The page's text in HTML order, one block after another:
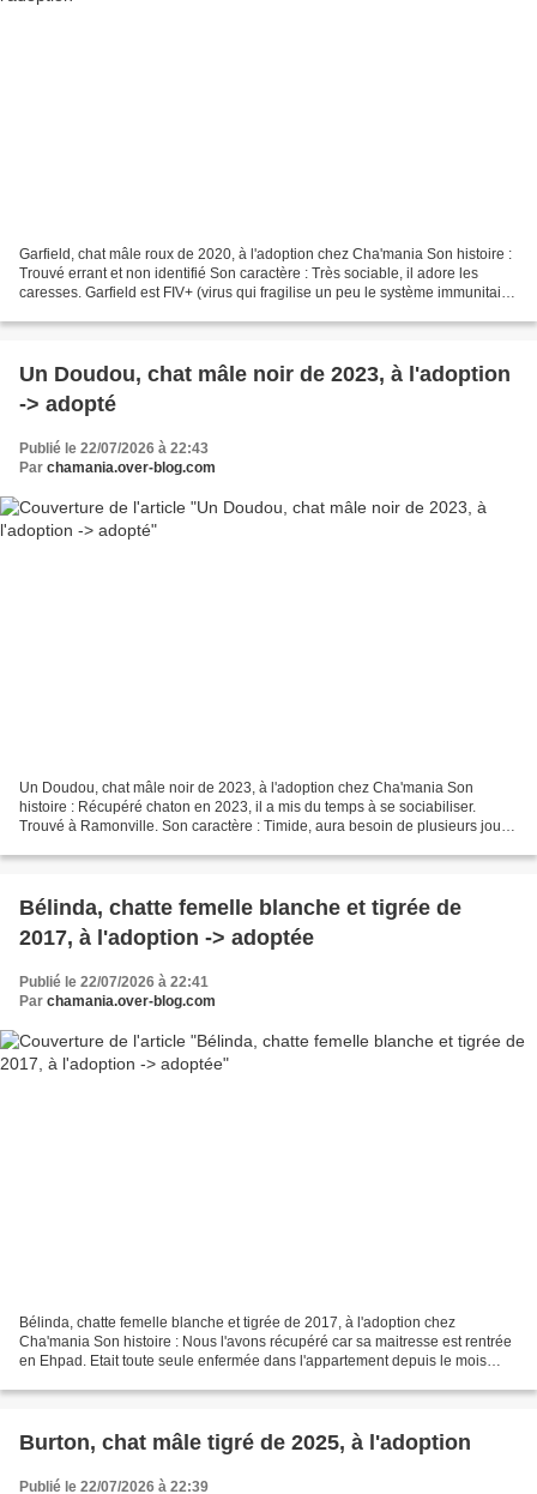
Garfield, chat mâle roux de 2020, à l'adoption chez Cha'mania Son histoire :
Trouvé errant et non identifié Son caractère : Très sociable, il adore les
caresses. Garfield est FIV+ (virus qui fragilise un peu le système immunitaire
Un Doudou, chat mâle noir de 2023, à l'adoption
-> adopté
Publié le 22/07/2026 à 22:43
Par chamania.over-blog.com
Un Doudou, chat mâle noir de 2023, à l'adoption chez Cha'mania Son
histoire : Récupéré chaton en 2023, il a mis du temps à se sociabiliser.
Trouvé à Ramonville. Son caractère : Timide, aura besoin de plusieurs jours
Bélinda, chatte femelle blanche et tigrée de
2017, à l'adoption -> adoptée
Publié le 22/07/2026 à 22:41
Par chamania.over-blog.com
Bélinda, chatte femelle blanche et tigrée de 2017, à l'adoption chez
Cha'mania Son histoire : Nous l'avons récupéré car sa maitresse est rentrée
en Ehpad. Etait toute seule enfermée dans l'appartement depuis le mois
Burton, chat mâle tigré de 2025, à l'adoption
Publié le 22/07/2026 à 22:39